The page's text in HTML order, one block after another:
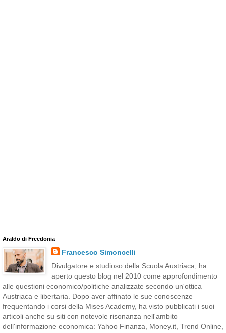
Araldo di Freedonia
Francesco Simoncelli
Divulgatore e studioso della Scuola Austriaca, ha
aperto questo blog nel 2010 come approfondimento
alle questioni economico/politiche analizzate secondo un'ottica
Austriaca e libertaria. Dopo aver affinato le sue conoscenze
frequentando i corsi della Mises Academy, ha visto pubblicati i suoi
articoli anche su siti con notevole risonanza nell'ambito
dell'informazione economica: Yahoo Finanza, Money.it, Trend Online,